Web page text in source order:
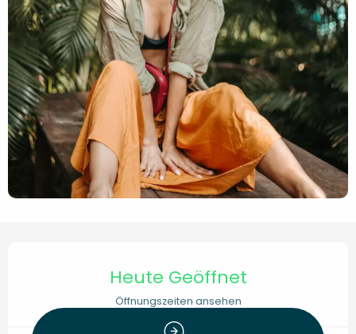
Heute Geöffnet
Öffnungszeiten ansehen